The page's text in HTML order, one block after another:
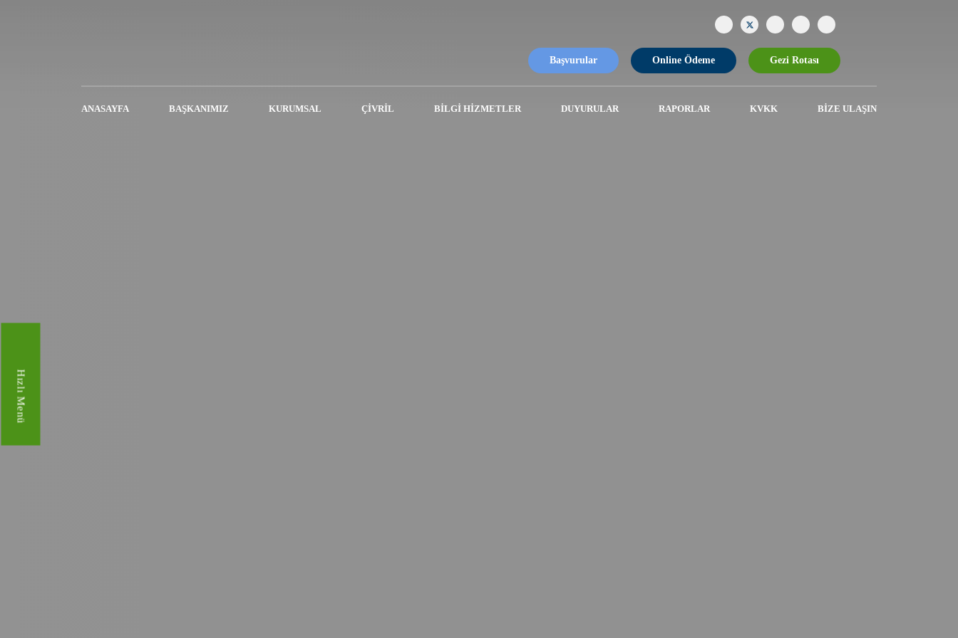
Hızlı Menü
Başvurular Online Ödeme Gezi Rotası
ANASAYFA BAŞKANIMIZ KURUMSAL ÇIVRIL BILGI HIZMETLER DUYURULAR RAPORLAR KVKK BIZE ULAŞIN